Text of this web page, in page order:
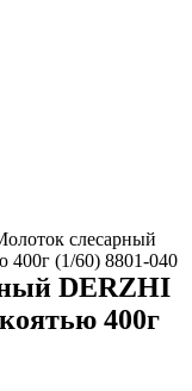
слесарный
400г (1/60) 8801-040
DERZHI
400г